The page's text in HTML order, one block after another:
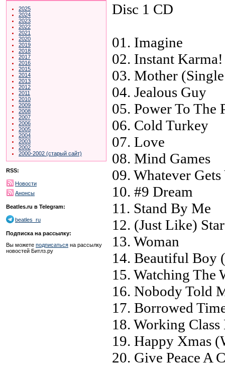
2025
2024
2023
2022
2021
2020
2019
2018
2017
2016
2015
2014
2013
2012
2011
2010
2009
2008
2007
2006
2005
2004
2003
2002
2000-2002 (старый сайт)
RSS:
Новости
Анонсы
Beatles.ru в Telegram:
beatles_ru
Подписка на рассылку:
Вы можете подписаться на рассылку
новостей Битлз.ру
Disc 1 CD
01. Imagine
02. Instant
03. Mother
04. Jealous Guy
05. Power To The
06. Cold Turkey
07. Love
08. Mind Games
09. Whatever
10. #9 Dream
11. Stand By Me
12. (Just Like)
13. Woman
14. Beautiful Boy
15. Watching The
16. Nobody Told
17. Borrowed
18. Working Class
19. Happy Xmas
20. Give Peace A